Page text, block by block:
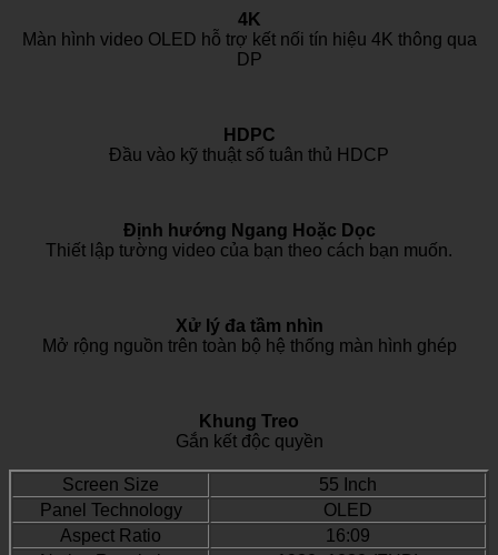
4K
Màn hình video OLED hỗ trợ kết nối tín hiệu 4K thông qua
DP
HDPC
Đầu vào kỹ thuật số tuân thủ HDCP
Định hướng Ngang Hoặc Dọc
Thiết lập tường video của bạn theo cách bạn muốn.
Xử lý đa tầm nhìn
Mở rộng nguồn trên toàn bộ hệ thống màn hình ghép
Khung Treo
Gắn kết độc quyền
Screen Size
55 Inch
Panel Technology
OLED
Aspect Ratio
16:09